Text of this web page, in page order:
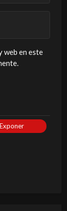
web en este
Exponer